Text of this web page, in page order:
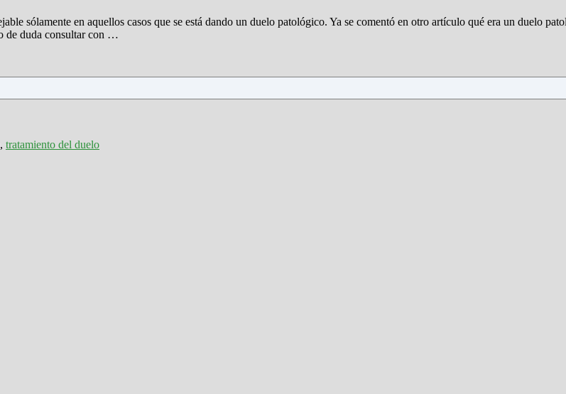
sólamente en aquellos casos que se está dando un duelo patológico. Ya se comentó en otro artículo qué era un duelo
de duda consultar con …
, tratamiento del duelo